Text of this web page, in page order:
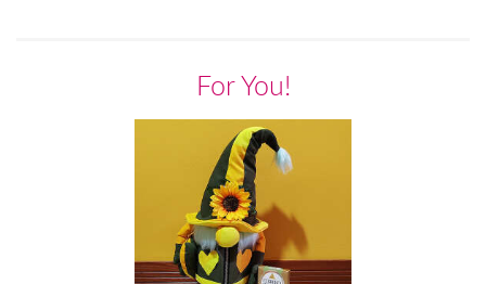
For You!